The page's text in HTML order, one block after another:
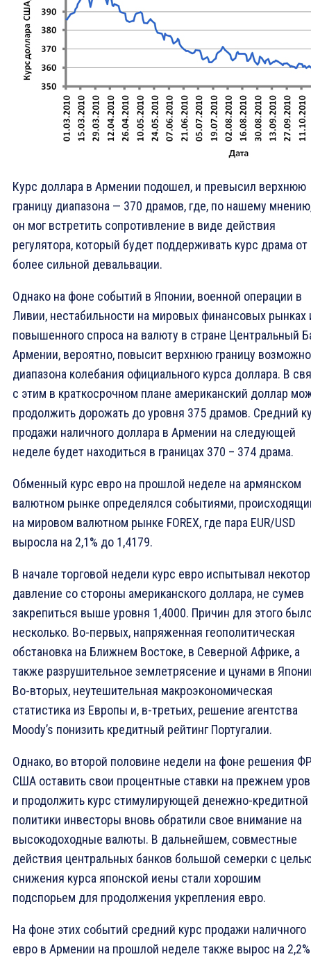
Курс доллара в Армении подошел, и превысил верхнюю
границу диапазона — 370 драмов, где, по нашему
он мог встретить сопротивление в виде действия
регулятора, который будет поддерживать курс драма от
более сильной девальвации.
Однако на фоне событий в Японии, военной операции в
Ливии, нестабильности на мировых финансовых рынках
повышенного спроса на валюту в стране Центральный
Армении, вероятно, повысит верхнюю границу
диапазона колебания официального курса доллара. В
с этим в краткосрочном плане американский доллар
продолжить дорожать до уровня 375 драмов. Средний
продажи наличного доллара в Армении на следующей
неделе будет находиться в границах 370 – 374 драма.
Обменный курс евро на прошлой неделе на армянском
валютном рынке определялся событиями,
на мировом валютном рынке FOREX, где пара EUR/USD
выросла на 2,1% до 1,4179.
В начале торговой недели курс евро испытывал
давление со стороны американского доллара, не сумев
закрепиться выше уровня 1,4000. Причин для этого
несколько. Во-первых, напряженная геополитическая
обстановка на Ближнем Востоке, в Северной Африке, а
также разрушительное землетрясение и цунами в
Во-вторых, неутешительная макроэкономическая
статистика из Европы и, в-третьих, решение агентства
Moody’s понизить кредитный рейтинг Португалии.
Однако, во второй половине недели на фоне решения
США оставить свои процентные ставки на прежнем
и продолжить курс стимулирующей денежно-кредитной
политики инвесторы вновь обратили свое внимание на
высокодоходные валюты. В дальнейшем, совместные
действия центральных банков большой семерки с
снижения курса японской иены стали хорошим
подспорьем для продолжения укрепления евро.
На фоне этих событий средний курс продажи наличного
евро в Армении на прошлой неделе также вырос на